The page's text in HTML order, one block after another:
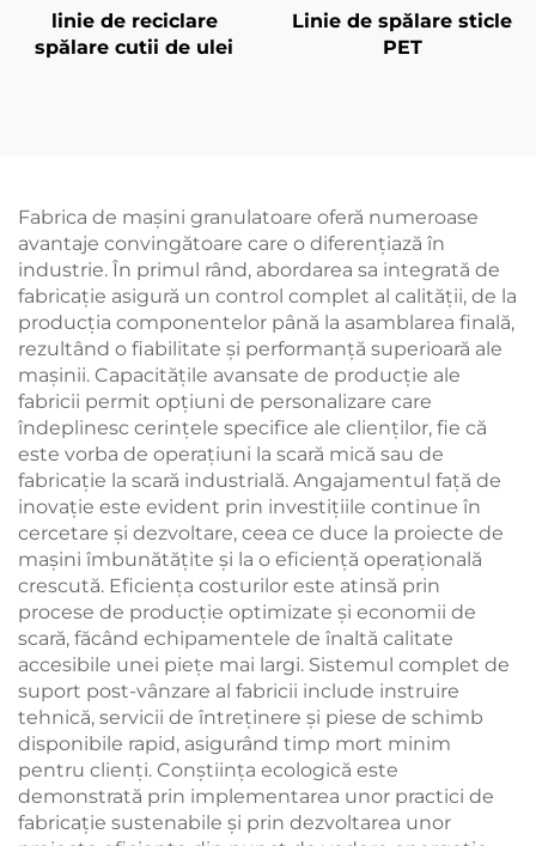
linie de reciclare
spălare cutii de ulei
Linie de spălare sticle
PET
Fabrica de mașini granulatoare oferă numeroase
avantaje convingătoare care o diferențiază în
industrie. În primul rând, abordarea sa integrată de
fabricație asigură un control complet al calității, de la
producția componentelor până la asamblarea finală,
rezultând o fiabilitate și performanță superioară ale
mașinii. Capacitățile avansate de producție ale
fabricii permit opțiuni de personalizare care
îndeplinesc cerințele specifice ale clienților, fie că
este vorba de operațiuni la scară mică sau de
fabricație la scară industrială. Angajamentul față de
inovație este evident prin investițiile continue în
cercetare și dezvoltare, ceea ce duce la proiecte de
mașini îmbunătățite și la o eficiență operațională
crescută. Eficiența costurilor este atinsă prin
procese de producție optimizate și economii de
scară, făcând echipamentele de înaltă calitate
accesibile unei piețe mai largi. Sistemul complet de
suport post-vânzare al fabricii include instruire
tehnică, servicii de întreținere și piese de schimb
disponibile rapid, asigurând timp mort minim
pentru clienți. Conștiința ecologică este
demonstrată prin implementarea unor practici de
fabricație sustenabile și prin dezvoltarea unor